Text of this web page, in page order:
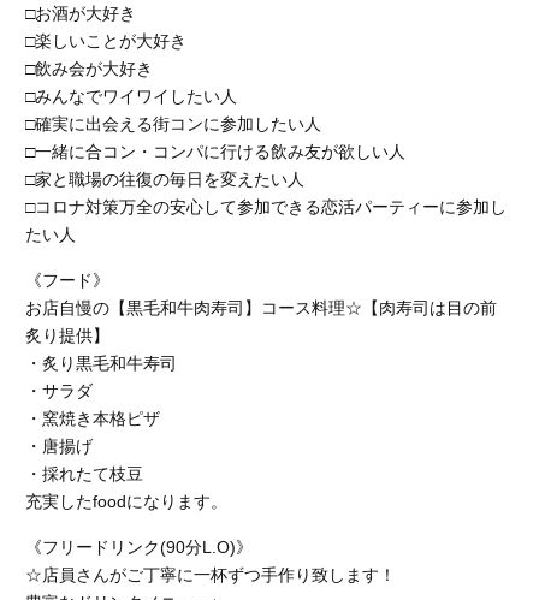
□お酒が大好き
□楽しいことが大好き
□飲み会が大好き
□みんなでワイワイしたい人
□確実に出会える街コンに参加したい人
□一緒に合コン・コンパに行ける飲み友が欲しい人
□家と職場の往復の毎日を変えたい人
□コロナ対策万全の安心して参加できる恋活パーティーに参加し
たい人
《フード》
お店自慢の【黒毛和牛肉寿司】コース料理☆【肉寿司は目の前
炙り提供】
・炙り黒毛和牛寿司
・サラダ
・窯焼き本格ピザ
・唐揚げ
・採れたて枝豆
充実したfoodになります。
《フリードリンク(90分L.O)》
☆店員さんがご丁寧に一杯ずつ手作り致します！